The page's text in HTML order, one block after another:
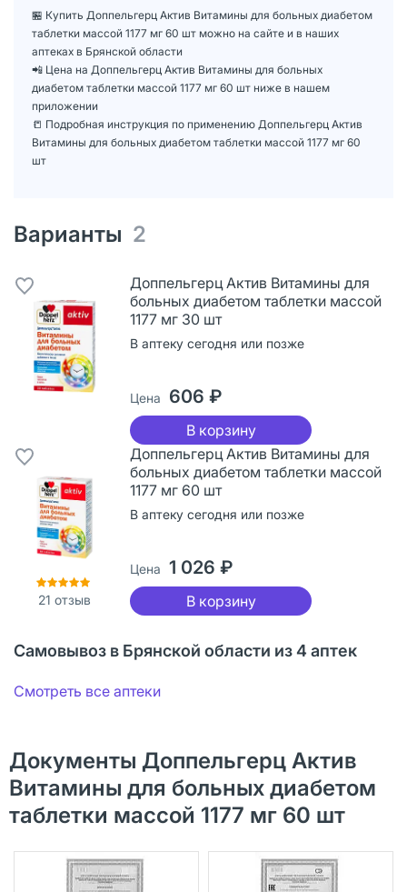
🏪 Купить Доппельгерц Актив Витамины для больных диабетом
таблетки массой 1177 мг 60 шт можно на сайте и в наших
аптеках в Брянской области
📲 Цена на Доппельгерц Актив Витамины для больных
диабетом таблетки массой 1177 мг 60 шт ниже в нашем
приложении
📒 Подробная инструкция по применению Доппельгерц Актив
Витамины для больных диабетом таблетки массой 1177 мг 60
шт
Варианты 2
Доппельгерц Актив Витамины для
больных диабетом таблетки массой
1177 мг 30 шт
В аптеку сегодня или позже
Цена 606 ₽
В корзину
21 отзыв
Доппельгерц Актив Витамины для
больных диабетом таблетки массой
1177 мг 60 шт
В аптеку сегодня или позже
Цена 1 026 ₽
В корзину
Самовывоз в Брянской области из 4 аптек
Смотреть все аптеки
Документы Доппельгерц Актив
Витамины для больных диабетом
таблетки массой 1177 мг 60 шт